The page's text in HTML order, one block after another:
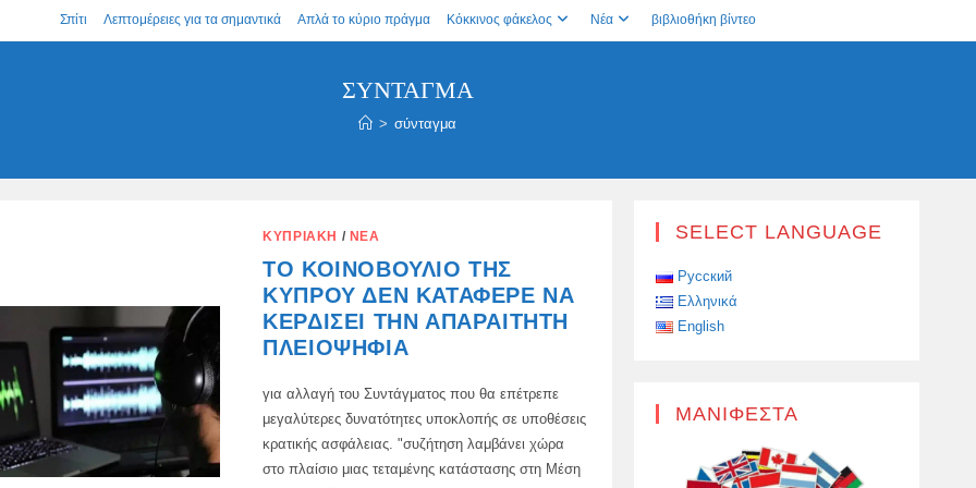
Σπίτι Λεπτομέρειες για τα σημαντικά Απλά το κύριο πράγμα Κόκκινος φάκελος Νέα βιβλιοθήκη βίντεο
ΣΎΝΤΑΓΜΑ
> σύνταγμα
ΚΥΠΡΙΑΚΉ / ΝΈΑ
ΤΟ ΚΟΙΝΟΒΟΎΛΙΟ ΤΗΣ
ΚΎΠΡΟΥ ΔΕΝ ΚΑΤΆΦΕΡΕ ΝΑ
ΚΕΡΔΊΣΕΙ ΤΗΝ ΑΠΑΡΑΊΤΗΤΗ
ΠΛΕΙΟΨΗΦΊΑ
για αλλαγή του Συντάγματος που θα επέτρεπε
μεγαλύτερες δυνατότητες υποκλοπής σε υποθέσεις
κρατικής ασφάλειας. "συζήτηση λαμβάνει χώρα
στο πλαίσιο μιας τεταμένης κατάστασης στη Μέση
SELECT LANGUAGE
Русский
Ελληνικά
English
ΜΑΝΙΦΈΣΤΑ